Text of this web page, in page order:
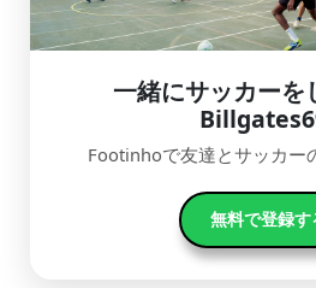
一緒にサッカーを
Footinhoで友達とサッカー
無料で登録す